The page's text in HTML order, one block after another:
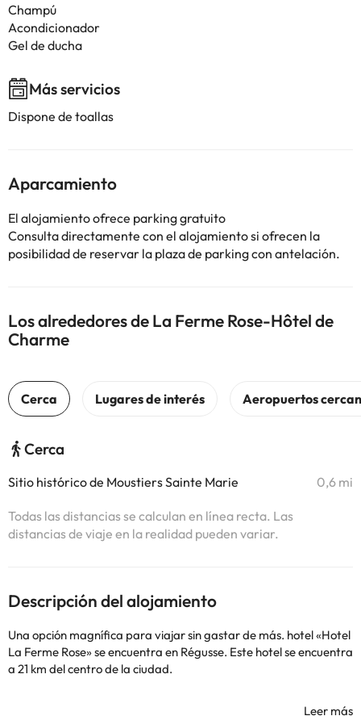
Champú
Acondicionador
Gel de ducha
Más servicios
Dispone de toallas
Aparcamiento
El alojamiento ofrece parking gratuito
Consulta directamente con el alojamiento si ofrecen la
posibilidad de reservar la plaza de parking con antelación.
Los alrededores de La Ferme Rose-Hôtel de
Charme
Cerca
Sitio histórico de Moustiers Sainte Marie 0,6 mi
Todas las distancias se calculan en línea recta. Las
distancias de viaje en la realidad pueden variar.
Descripción del alojamiento
Una opción magnífica para viajar sin gastar de más. hotel «Hotel
La Ferme Rose» se encuentra en Régusse. Este hotel se encuentra
a 21 km del centro de la ciudad.